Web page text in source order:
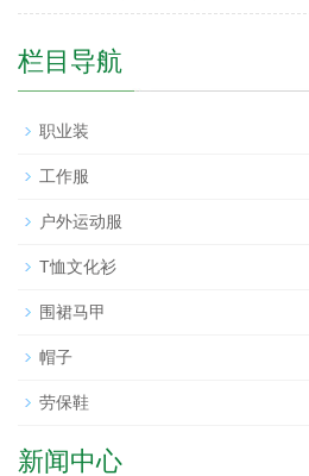
栏目导航
职业装
工作服
户外运动服
T恤文化衫
围裙马甲
帽子
劳保鞋
新闻中心